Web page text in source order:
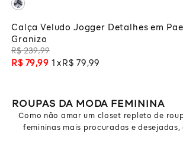
Calça Veludo Jogger Detalhes em
Granizo
R$ 239,99
R$ 79,99 1 R$ 79 ,99
ROUPAS DA MODA FEMININA
Como não amar um closet repleto de
femininas mais procuradas e